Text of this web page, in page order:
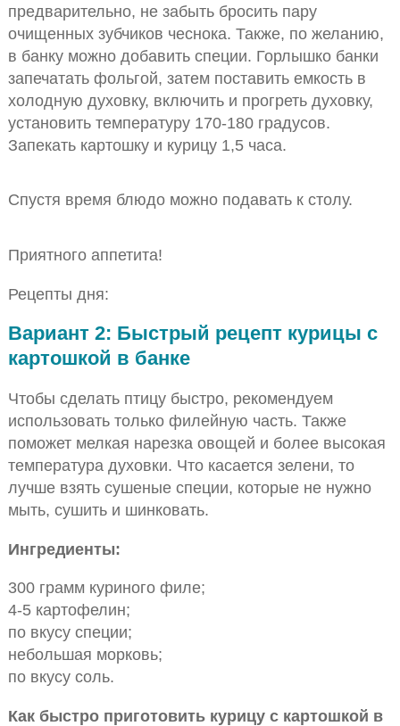
предварительно, не забыть бросить пару
очищенных зубчиков чеснока. Также, по желанию,
в банку можно добавить специи. Горлышко банки
запечатать фольгой, затем поставить емкость в
холодную духовку, включить и прогреть духовку,
установить температуру 170-180 градусов.
Запекать картошку и курицу 1,5 часа.
Спустя время блюдо можно подавать к столу.
Приятного аппетита!
Рецепты дня:
Вариант 2: Быстрый рецепт курицы с
картошкой в банке
Чтобы сделать птицу быстро, рекомендуем
использовать только филейную часть. Также
поможет мелкая нарезка овощей и более высокая
температура духовки. Что касается зелени, то
лучше взять сушеные специи, которые не нужно
мыть, сушить и шинковать.
Ингредиенты:
300 грамм куриного филе;
4-5 картофелин;
по вкусу специи;
небольшая морковь;
по вкусу соль.
Как быстро приготовить курицу с картошкой в